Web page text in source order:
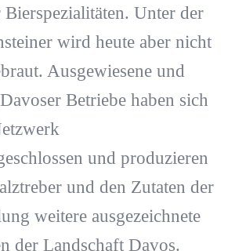
Unter der
wird heute aber nicht
Ausgewiesene und
Betriebe haben sich
und produzieren
und den Zutaten der
weitere ausgezeichnete
der Landschaft Davos.